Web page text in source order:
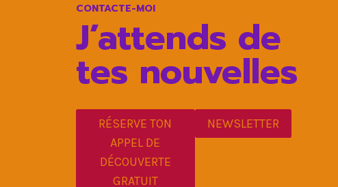
CONTACTE-MOI
J’attends de
tes nouvelles
RÉSERVE TON
APPEL DE
DÉCOUVERTE
GRATUIT
NEWSLETTER